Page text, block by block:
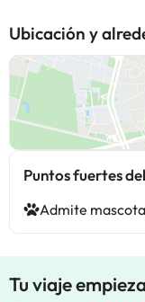
Ubicación y
Puntos fuertes
Admite
Tu viaje